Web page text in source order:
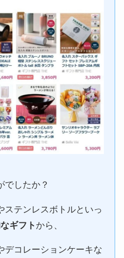
でしたか？
ステンレスボトルといっ
ギフト から、
デコレーションケーキな